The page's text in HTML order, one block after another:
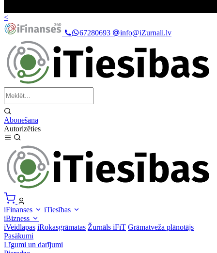
<
67280693
info@iZurnali.lv
Abonēšana
Autorizēties
iFinanses
iTiesības
iBizness
iVeidlapas iRokasgrāmatas Žurnāls iFiT Grāmatveža plānotājs
Pasākumi
Līgumi un darījumi